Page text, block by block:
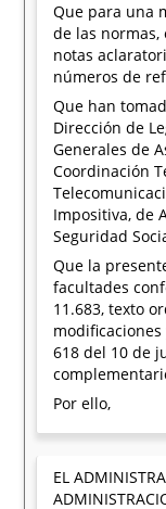
Que para una
de las
notas
números de
Que han
Dirección de
Generales de
Coordinación
Impositiva, de
Seguridad
Que la
facultades
11.683, texto
618 del 10 de
Por ello,
EL